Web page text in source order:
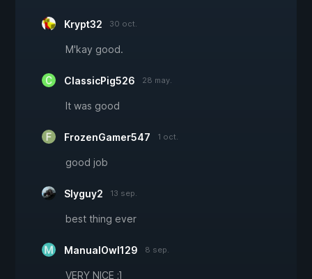
Krypt32 30 oct.
M'kay good.
ClassicPig526 28 may.
It was good
FrozenGamer547 1 oct.
good job
Slyguy2 13 sep.
best thing ever
ManualOwl129 8 sep.
VERY NICE ;]